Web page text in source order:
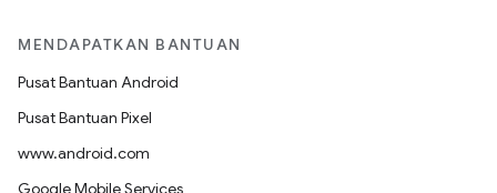
MENDAPATKAN BANTUAN
Pusat Bantuan Android
Pusat Bantuan Pixel
www.android.com
Google Mobile Services